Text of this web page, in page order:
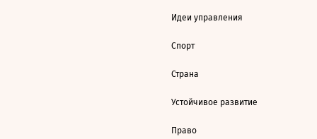
Идеи управления
Спорт
Страна
Устойчивое развитие
Право